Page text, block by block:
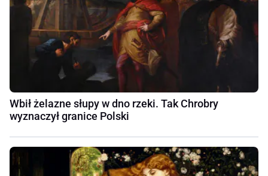
Wbił żelazne słupy w dno rzeki. Tak Chrobry
wyznaczył granice Polski